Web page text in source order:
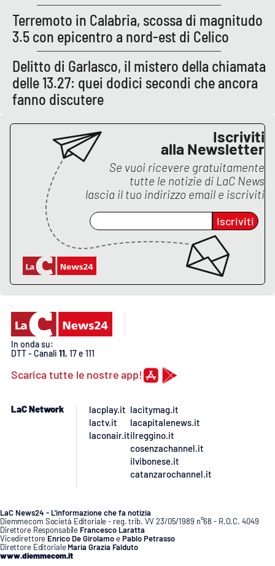
Lacplay.it
Lactv.it
Laconair.it
Lacapitalenews.it
Ilreggino.it
Cosenzachannel.it
Ilvibonese.it
Catanzarochannel.it
APP
Android
Apple
Terremoto in Calabria, scossa di magnitudo
3.5 con epicentro a nord-est di Celico
Delitto di Garlasco, il mistero della chiamata
delle 13.27: quei dodici secondi che ancora
fanno discutere
Iscriviti
alla Newsletter
Se vuoi ricevere gratuitamente
tutte le notizie di LaC News
lascia il tuo indirizzo email e iscriviti
Iscriviti
In onda su:
DTT - Canali 11, 17 e 111
Scarica tutte le nostre app!
LaC Network
lacplay.it
lactv.it
laconair.it
lacitymag.it
lacapitalenews.it
ilreggino.it
cosenzachannel.it
ilvibonese.it
catanzarochannel.it
LaC News24 - L’informazione che fa notizia
Diemmecom Società Editoriale - reg. trib. VV 23/05/1989 n°68 - R.O.C. 4049
Direttore Responsabile Francesco Laratta
Vicedirettore Enrico De GirolamoePablo Petrasso
Direttore Editoriale Maria Grazia Falduto
www.diemmecom.it